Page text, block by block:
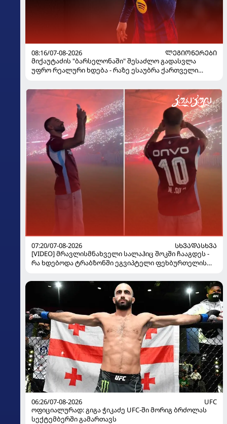
08:16/07-08-2026
ᲚᲔᲒᲘᲝᲜᲔᲠᲔᲑᲘ
მიქაუტაძის "ბარსელონაში" შესაძლო გადასვლა
უფრო რეალური ხდება - რაზე ესაუბრა ქართველი
07:20/07-08-2026
ᲡᲮᲕᲐᲓᲐᲡᲮᲕᲐ
[VIDEO] მრავლისმნახველი სალაჰიც შოკში ჩააგდეს -
რა ხდებოდა ტრაბზონში ეგვიპტელი ფეხბურთელის
06:26/07-08-2026
UFC
ოფიციალურად: გიგა ჭიკაძე UFC-ში მორიგ ბრძოლას
სექტემბერში გამართავს